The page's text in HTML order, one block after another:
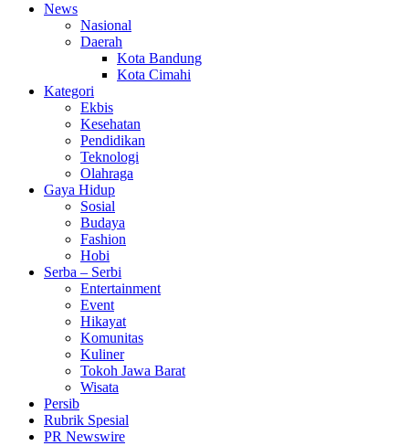
News
Nasional
Daerah
Kota Bandung
Kota Cimahi
Kategori
Ekbis
Kesehatan
Pendidikan
Teknologi
Olahraga
Gaya Hidup
Sosial
Budaya
Fashion
Hobi
Serba – Serbi
Entertainment
Event
Hikayat
Komunitas
Kuliner
Tokoh Jawa Barat
Wisata
Persib
Rubrik Spesial
PR Newswire